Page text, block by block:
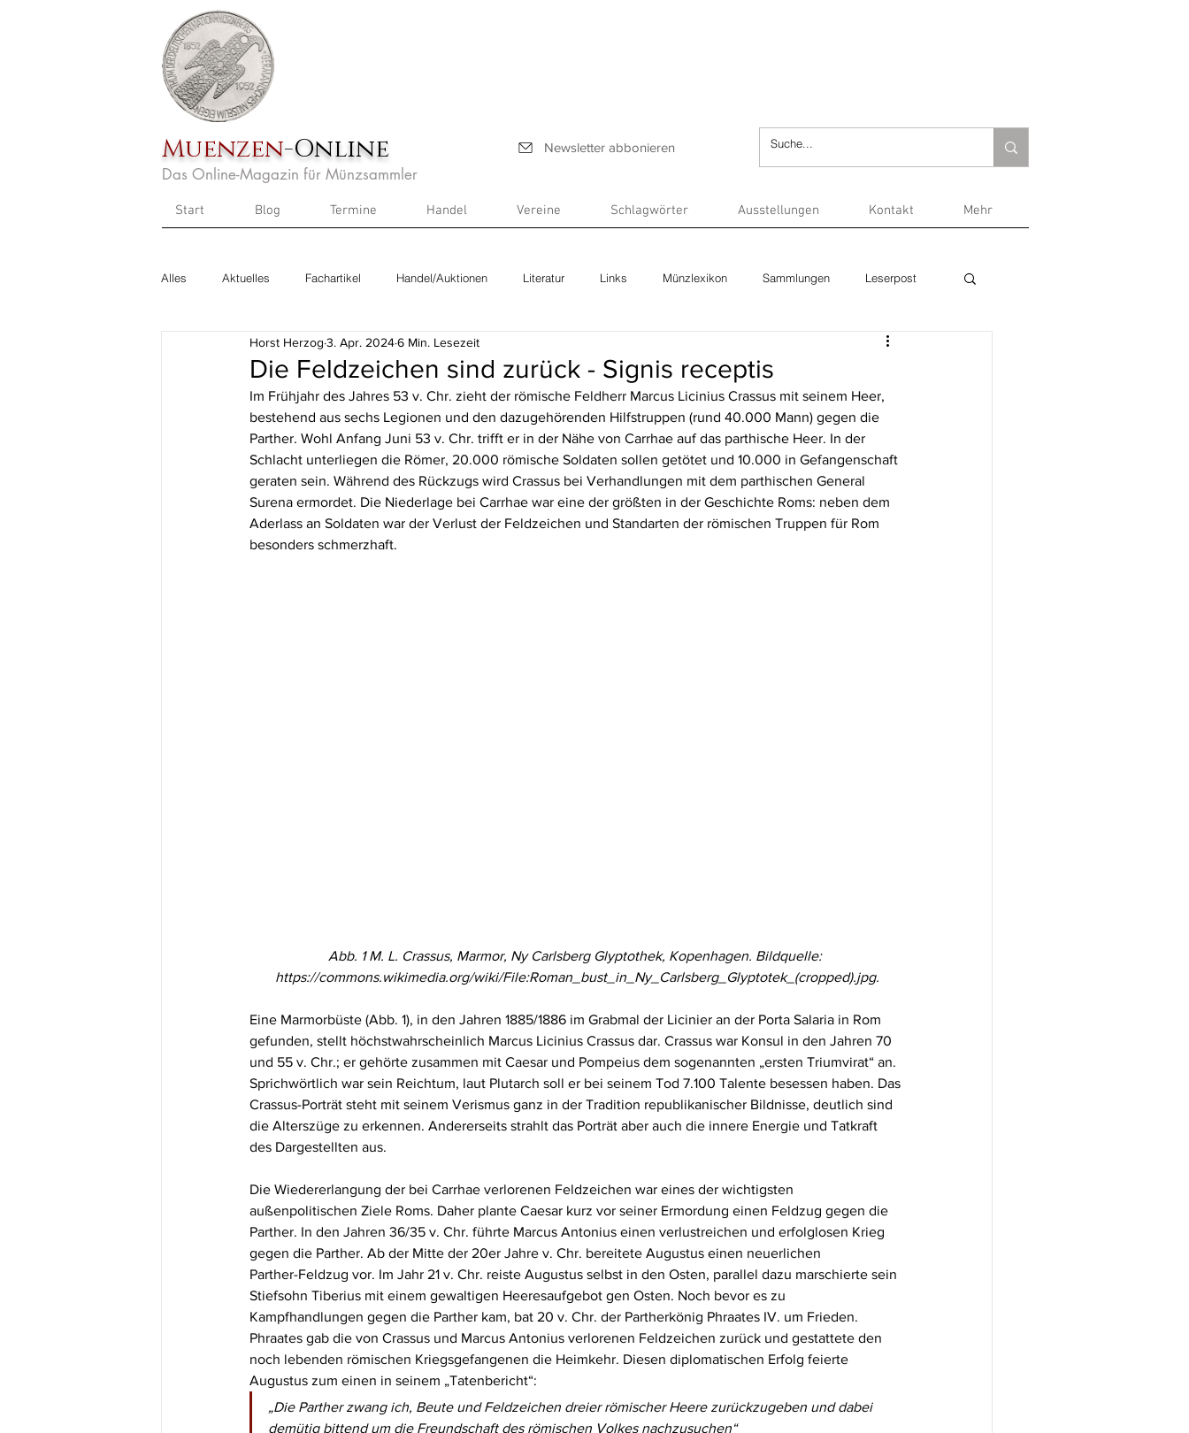
Muenzen-Online Newsletter abbonieren
Das Online-Magazin für Münzsammler
Start Blog Termine Handel Vereine Schlagwörter Ausstellungen Kontakt Mehr
Alles Aktuelles Fachartikel Handel/Auktionen Literatur Links Münzlexikon Sammlungen Leserpost
Die Feldzeichen sind zurück - Signis receptis
Horst Herzog 3. Apr. 20246 Min. Lesezeit
Im Frühjahr des Jahres 53 v. Chr. zieht der römische Feldherr Marcus Licinius Crassus mit seinem Heer,
bestehend aus sechs Legionen und den dazugehörenden Hilfstruppen (rund 40.000 Mann) gegen die
Parther. Wohl Anfang Juni 53 v. Chr. trifft er in der Nähe von Carrhae auf das parthische Heer. In der
Schlacht unterliegen die Römer, 20.000 römische Soldaten sollen getötet und 10.000 in Gefangenschaft
geraten sein. Während des Rückzugs wird Crassus bei Verhandlungen mit dem parthischen General
Surena ermordet. Die Niederlage bei Carrhae war eine der größten in der Geschichte Roms: neben dem
Aderlass an Soldaten war der Verlust der Feldzeichen und Standarten der römischen Truppen für Rom
besonders schmerzhaft.
Abb. 1 M. L. Crassus, Marmor, Ny Carlsberg Glyptothek, Kopenhagen. Bildquelle:
https://commons.wikimedia.org/wiki/File:Roman_bust_in_Ny_Carlsberg_Glyptotek_(cropped).jpg.
Eine Marmorbüste (Abb. 1), in den Jahren 1885/1886 im Grabmal der Licinier an der Porta Salaria in Rom
gefunden, stellt höchstwahrscheinlich Marcus Licinius Crassus dar. Crassus war Konsul in den Jahren 70
und 55 v. Chr.; er gehörte zusammen mit Caesar und Pompeius dem sogenannten „ersten Triumvirat“ an.
Sprichwörtlich war sein Reichtum, laut Plutarch soll er bei seinem Tod 7.100 Talente besessen haben. Das
Crassus-Porträt steht mit seinem Verismus ganz in der Tradition republikanischer Bildnisse, deutlich sind
die Alterszüge zu erkennen. Andererseits strahlt das Porträt aber auch die innere Energie und Tatkraft
des Dargestellten aus.
Die Wiedererlangung der bei Carrhae verlorenen Feldzeichen war eines der wichtigsten
außenpolitischen Ziele Roms. Daher plante Caesar kurz vor seiner Ermordung einen Feldzug gegen die
Parther. In den Jahren 36/35 v. Chr. führte Marcus Antonius einen verlustreichen und erfolglosen Krieg
gegen die Parther. Ab der Mitte der 20er Jahre v. Chr. bereitete Augustus einen neuerlichen
Parther-Feldzug vor. Im Jahr 21 v. Chr. reiste Augustus selbst in den Osten, parallel dazu marschierte sein
Stiefsohn Tiberius mit einem gewaltigen Heeresaufgebot gen Osten. Noch bevor es zu
Kampfhandlungen gegen die Parther kam, bat 20 v. Chr. der Partherkönig Phraates IV. um Frieden.
Phraates gab die von Crassus und Marcus Antonius verlorenen Feldzeichen zurück und gestattete den
noch lebenden römischen Kriegsgefangenen die Heimkehr. Diesen diplomatischen Erfolg feierte
Augustus zum einen in seinem „Tatenbericht“:
„Die Parther zwang ich, Beute und Feldzeichen dreier römischer Heere zurückzugeben und dabei
demütig bittend um die Freundschaft des römischen Volkes nachzusuchen“